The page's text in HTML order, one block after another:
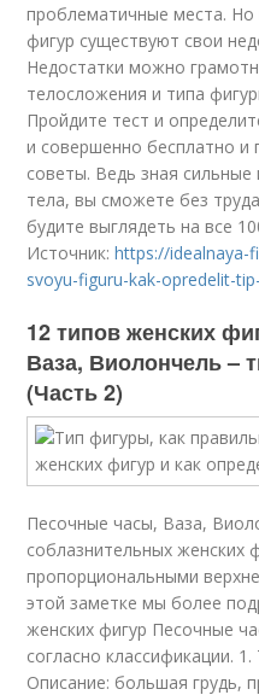
проблематичные места. Но
фигур существуют свои
Недостатки можно
телосложения и типа
Пройдите тест и
и совершенно бесплатно и
советы. Ведь зная
тела, вы сможете без
будите выглядеть на все
Источник:https://idealnaya-
svoyu-figuru-kak-opredelit-
12 типов женских
Ваза, Виолончель –
(Часть 2)
Песочные часы, Ваза,
соблазнительных женских
пропорциональными
этой заметке мы более
женских фигур Песочные
согласно классификации.
Описание: большая грудь,